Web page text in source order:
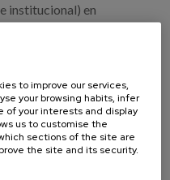
institucional) en
los planes de
combatirlo en
y de
final es difundir y
diversa y realista de la
debate para
to improve our services,
your browsing habits, infer
of your interests and display
us to customise the
sections of the site are
the site and its security.